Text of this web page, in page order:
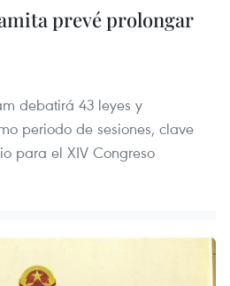
prevé prolongar
debatirá 43 leyes y
periodo de sesiones, clave
para el XIV Congreso